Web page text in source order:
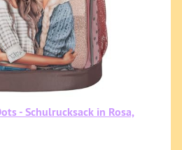
- Schulrucksack in Rosa,